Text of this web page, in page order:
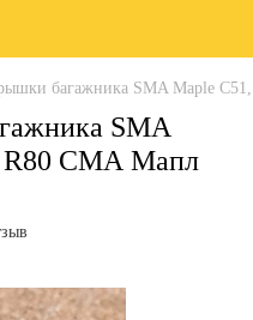
багажника SMA Maple
SMA
R80 СМА Мапл